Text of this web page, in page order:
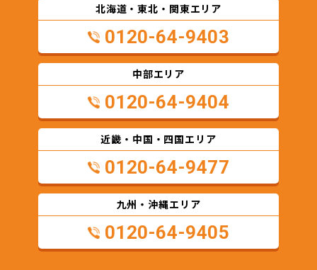
北海道・東北・関東エリア
0120-64-9403
中部エリア
0120-64-9404
近畿・中国・四国エリア
0120-64-9477
九州・沖縄エリア
0120-64-9405